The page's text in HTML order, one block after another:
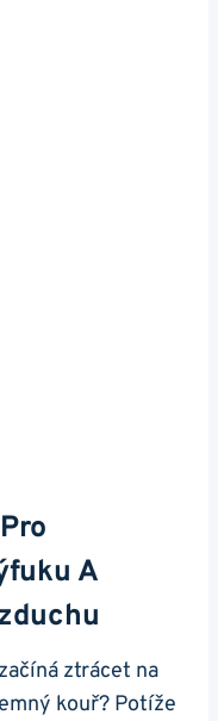
A
ztrácet na
⁢kouř? Potíže